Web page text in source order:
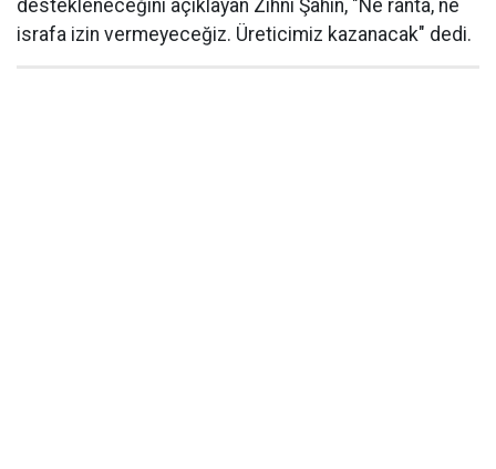
destekleneceğini açıklayan Zihni Şahin, "Ne ranta, ne
israfa izin vermeyeceğiz. Üreticimiz kazanacak" dedi.